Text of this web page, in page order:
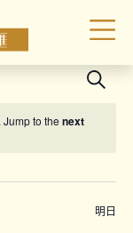
and
Search
Jump to thenext
明日